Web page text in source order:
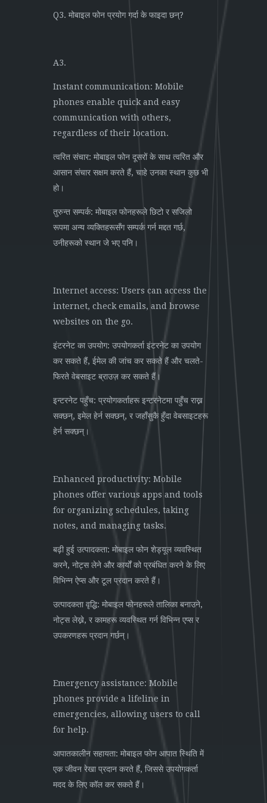
Q3. मोबाइल फोन प्रयोग गर्दा के फाइदा छन्?
A3.
Instant communication: Mobile
phones enable quick and easy
communication with others,
regardless of their location.
त्वरित संचार: मोबाइल फोन दूसरों के साथ त्वरित और
आसान संचार सक्षम करते हैं, चाहे उनका स्थान कुछ भी
हो।
तुरुन्त सम्पर्क: मोबाइल फोनहरूले छिटो र सजिलो
रूपमा अन्य व्यक्तिहरूसँग सम्पर्क गर्न मद्दत गर्छ,
उनीहरूको स्थान जे भए पनि।
Internet access: Users can access the
internet, check emails, and browse
websites on the go.
इंटरनेट का उपयोग: उपयोगकर्ता इंटरनेट का उपयोग
कर सकते हैं, ईमेल की जांच कर सकते हैं और चलते-
फिरते वेबसाइट ब्राउज़ कर सकते हैं।
इन्टरनेट पहुँच: प्रयोगकर्ताहरू इन्टरनेटमा पहुँच राख्न
सक्छन्, इमेल हेर्न सक्छन्, र जहाँसुकै हुँदा वेबसाइटहरू
हेर्न सक्छन्।
Enhanced productivity: Mobile
phones offer various apps and tools
for organizing schedules, taking
notes, and managing tasks.
बढ़ी हुई उत्पादकता: मोबाइल फोन शेड्यूल व्यवस्थित
करने, नोट्स लेने और कार्यों को प्रबंधित करने के लिए
विभिन्न ऐप्स और टूल प्रदान करते हैं।
उत्पादकता वृद्धि: मोबाइल फोनहरूले तालिका बनाउने,
नोट्स लेख्ने, र कामहरू व्यवस्थित गर्न विभिन्न एप्स र
उपकरणहरू प्रदान गर्छन्।
Emergency assistance: Mobile
phones provide a lifeline in
emergencies, allowing users to call
for help.
आपातकालीन सहायता: मोबाइल फोन आपात स्थिति में
एक जीवन रेखा प्रदान करते हैं, जिससे उपयोगकर्ता
मदद के लिए कॉल कर सकते हैं।